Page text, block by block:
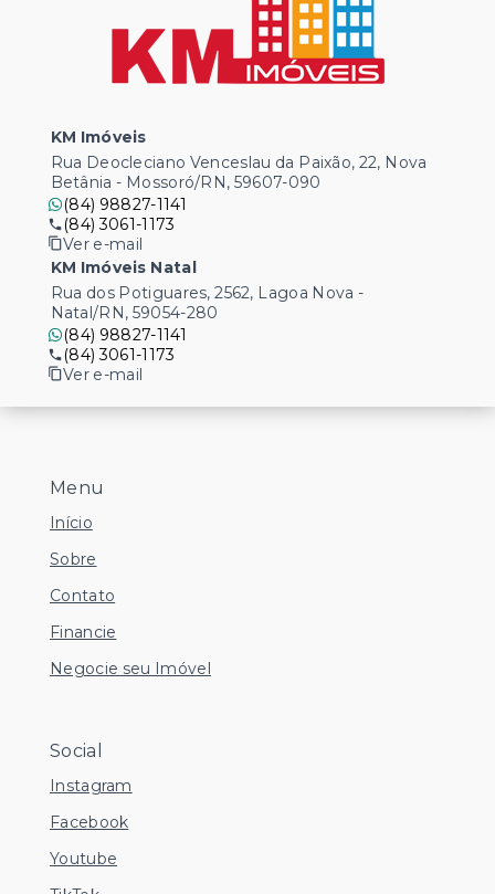
Menu
Início
Sobre
Contato
Financie
Negocie seu Imóvel
Social
Instagram
Facebook
Youtube
KM Imóveis
Rua Deocleciano Venceslau da Paixão, 22, Nova
Betânia - Mossoró/RN, 59607-090
(84) 98827-1141
(84) 3061-1173
Ver e-mail
KM Imóveis Natal
Rua dos Potiguares, 2562, Lagoa Nova -
Natal/RN, 59054-280
(84) 98827-1141
(84) 3061-1173
Ver e-mail